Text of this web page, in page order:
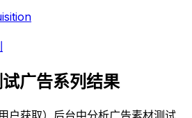
广告系列结果